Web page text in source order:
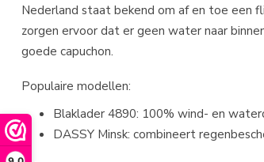
Nederland staat bekend om af en toe een
zorgen ervoor dat er geen water naar
goede capuchon.
Populaire modellen:
Blaklader 4890: 100% wind- en
DASSY Minsk: combineert